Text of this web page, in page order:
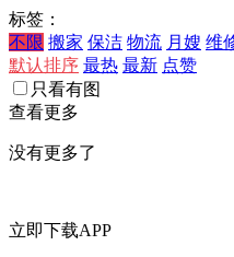
标签：
不限 搬家 保洁 物流 月嫂 维
默认排序 最热 最新 点赞
只看有图
查看更多
没有更多了
立即下载APP